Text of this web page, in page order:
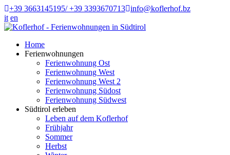
+39 3663145195/ +39 3393670713 info@koflerhof.bz
it en
Home
Ferienwohnungen
Ferienwohnung Ost
Ferienwohnung West
Ferienwohnung West 2
Ferienwohnung Südost
Ferienwohnung Südwest
Südtirol erleben
Leben auf dem Koflerhof
Frühjahr
Sommer
Herbst